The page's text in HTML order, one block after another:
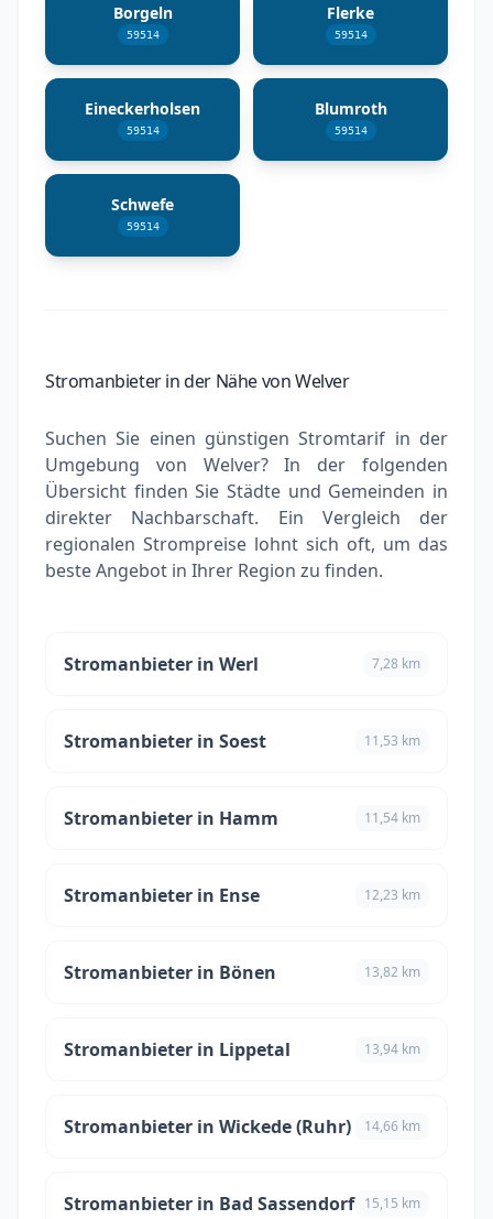
Borgeln
59514
Flerke
59514
Eineckerholsen
59514
Blumroth
59514
Schwefe
59514
Stromanbieter in der Nähe von Welver
Suchen Sie einen günstigen Stromtarif in der
Umgebung von Welver? In der folgenden
Übersicht finden Sie Städte und Gemeinden in
direkter Nachbarschaft. Ein Vergleich der
regionalen Strompreise lohnt sich oft, um das
beste Angebot in Ihrer Region zu finden.
Stromanbieter in Werl 7,28 km
Stromanbieter in Soest 11,53 km
Stromanbieter in Hamm 11,54 km
Stromanbieter in Ense 12,23 km
Stromanbieter in Bönen 13,82 km
Stromanbieter in Lippetal 13,94 km
Stromanbieter in Wickede (Ruhr) 14,66 km
Stromanbieter in Bad Sassendorf 15,15 km